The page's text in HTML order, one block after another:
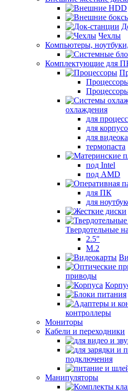
Чехлы
Компьютеры,
Комплектующие для
охлаждения
для
для
для
термопаста
под Intel
под AMD
для ПК
для
Твердотельные
2.5"
M.2
приводы
контроллеры
Мониторы
Кабели и переходники
подключения
Манипуляторы